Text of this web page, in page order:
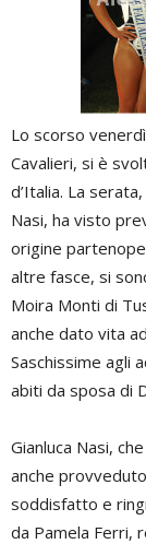
Lo scorso
Cavalieri, si è
d’Italia. La
Nasi, ha visto
origine
altre fasce, si
Moira Monti di
anche dato vita
Saschissime agli
abiti da sposa di
Gianluca Nasi,
anche
soddisfatto e
da Pamela Ferri,